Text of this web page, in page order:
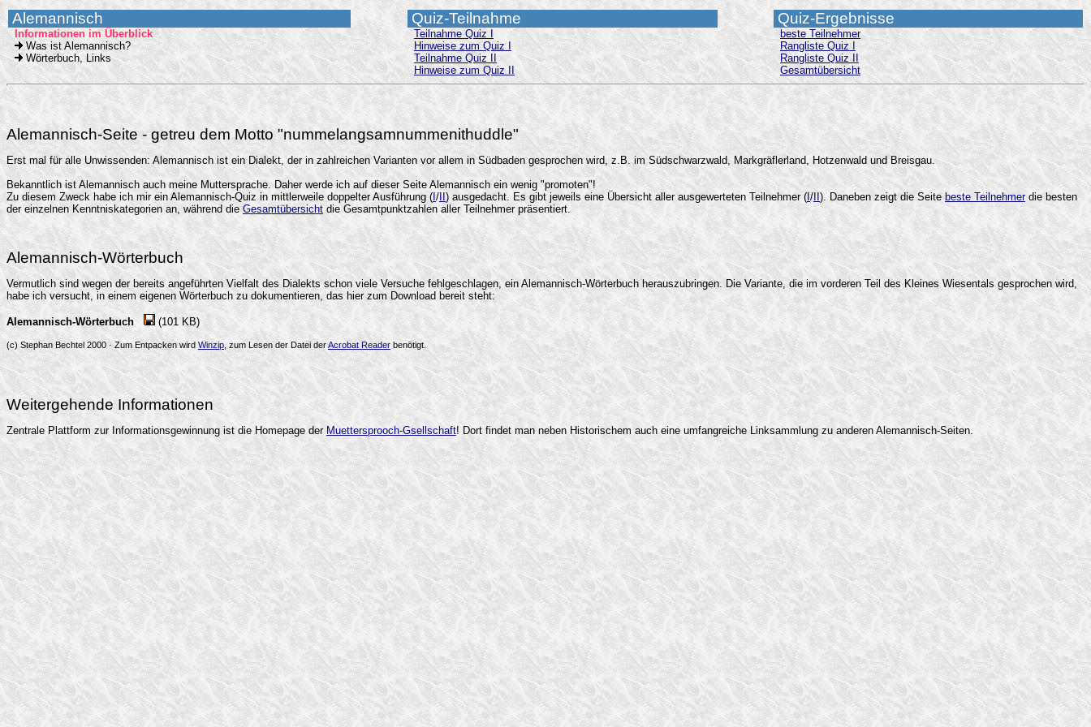
Alemannisch
Informationen im Überblick
Was ist Alemannisch?
Wörterbuch, Links
Quiz-Teilnahme
Teilnahme Quiz I
Hinweise zum Quiz I
Teilnahme Quiz II
Hinweise zum Quiz II
Quiz-Ergebnisse
beste Teilnehmer
Rangliste Quiz I
Rangliste Quiz II
Gesamtübersicht
Alemannisch-Seite - getreu dem Motto "nummelangsamnummenithuddle"
Erst mal für alle Unwissenden: Alemannisch ist ein Dialekt, der in zahlreichen Varianten vor allem in Südbaden gesprochen wird, z.B. im Südschwarzwald, Markgräflerland, Hotzenwald und Breisgau.
Bekanntlich ist Alemannisch auch meine Muttersprache. Daher werde ich auf dieser Seite Alemannisch ein wenig "promoten"!
Zu diesem Zweck habe ich mir ein Alemannisch-Quiz in mittlerweile doppelter Ausführung (I/II) ausgedacht. Es gibt jeweils eine Übersicht aller ausgewerteten Teilnehmer (I/II). Daneben zeigt die Seitebeste Teilnehmerdie besten
der einzelnen Kenntniskategorien an, während die Gesamtübersichtdie Gesamtpunktzahlen aller Teilnehmer präsentiert.
Alemannisch-Wörterbuch
Vermutlich sind wegen der bereits angeführten Vielfalt des Dialekts schon viele Versuche fehlgeschlagen, ein Alemannisch-Wörterbuch herauszubringen. Die Variante, die im vorderen Teil des Kleines Wiesentals gesprochen wird,
habe ich versucht, in einem eigenen Wörterbuch zu dokumentieren, das hier zum Download bereit steht:
Alemannisch-Wörterbuch (101 KB)
(c) Stephan Bechtel 2000 · Zum Entpacken wird Winzip , zum Lesen der Datei derAcrobat Reader benötigt.
Weitergehende Informationen
Zentrale Plattform zur Informationsgewinnung ist die Homepage der Muettersprooch-Gsellschaft! Dort findet man neben Historischem auch eine umfangreiche Linksammlung zu anderen Alemannisch-Seiten.